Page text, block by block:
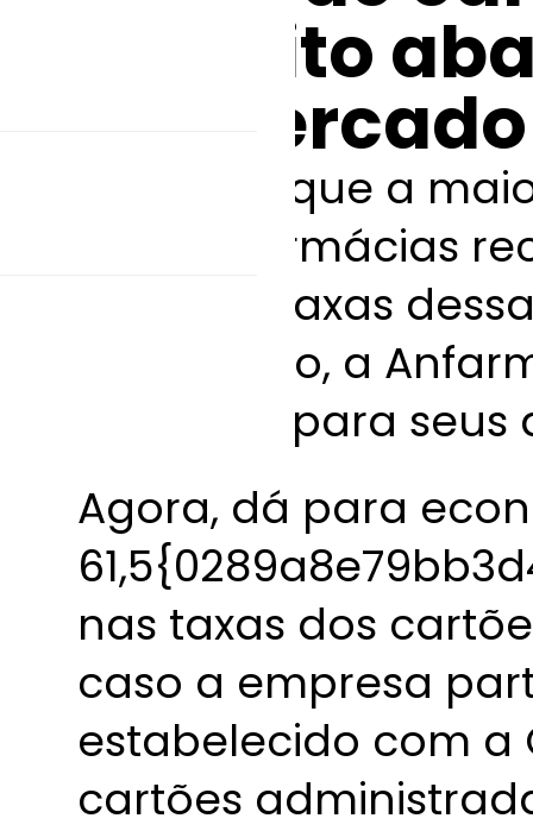
e débito
do mercado
Sabendo que a
que as farmácias
e que as taxas
orçamento, a
especiais para
Agora, dá para
nas taxas dos
caso a empresa
estabelecido com a
cartões